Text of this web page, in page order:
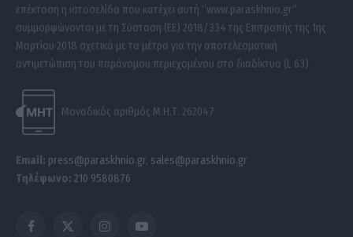
επέκταση η ιστοσελίδα που κατέχει αυτή “www.paraskhnio.gr”
συμμορφώνονται με τη Σύσταση (ΕΕ) 2018/334 της Επιτροπής της 1ης
Μαρτίου 2018 σχετικά με τα μέτρα για την αποτελεσματική
αντιμετώπιση του παράνομου περιεχομένου στο διαδίκτυο (L 63).
Μοναδικός αριθμός Μ.Η.Τ. 262047
Email: press@paraskhnio.gr, sales@paraskhnio.gr
Τηλέφωνο: 210 9580876
Facebook
X
InstagramYouTube